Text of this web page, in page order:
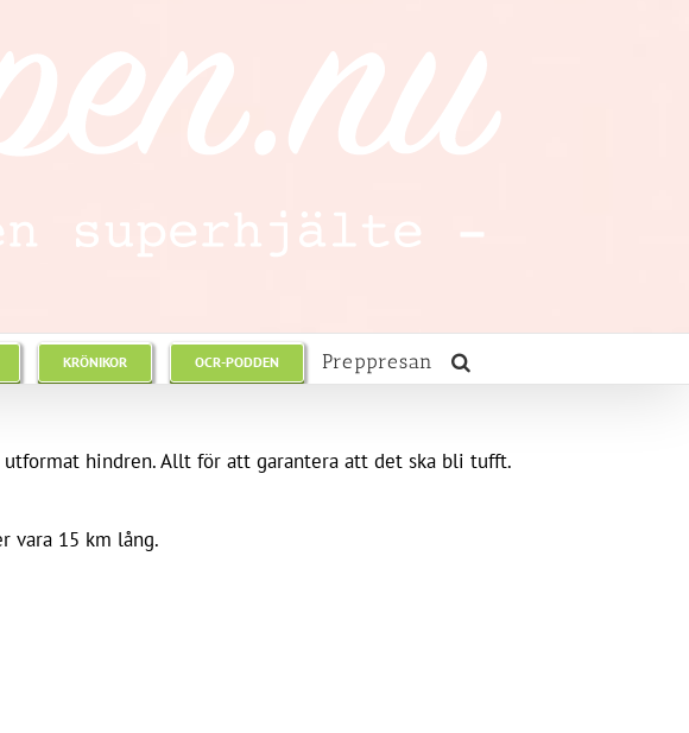
KRÖNIKOR OCR-PODDEN Preppresan
hindren. Allt för att garantera att det ska bli tufft.
vara 15 km lång.